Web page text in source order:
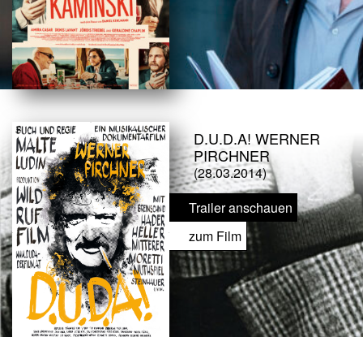
D.U.D.A! WERNER
PIRCHNER
(28.03.2014)
Trailer anschauen
zum Film